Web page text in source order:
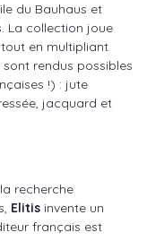
du Bauhaus et
La collection joue
tout en multipliant
rendus possibles
!) : jute
jacquard et
recherche
Elitis invente un
français est